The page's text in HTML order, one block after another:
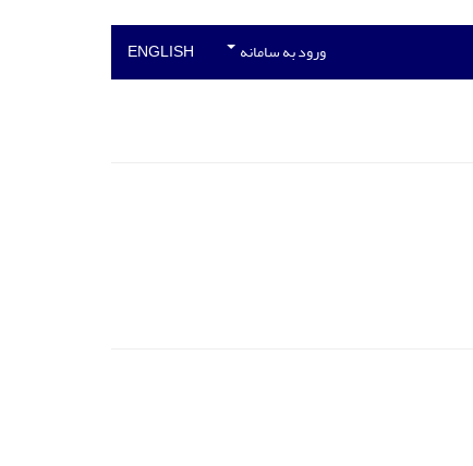
ورود به سامانه ENGLISH